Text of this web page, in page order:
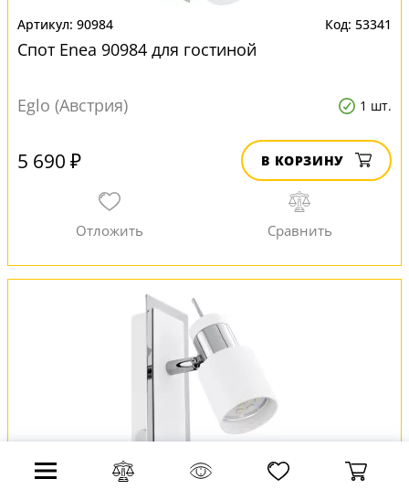
90984 53341
Спот Enea 90984 для гостиной
Eglo (Австрия) 1 шт.
5 690 ₽ В КОРЗИНУ